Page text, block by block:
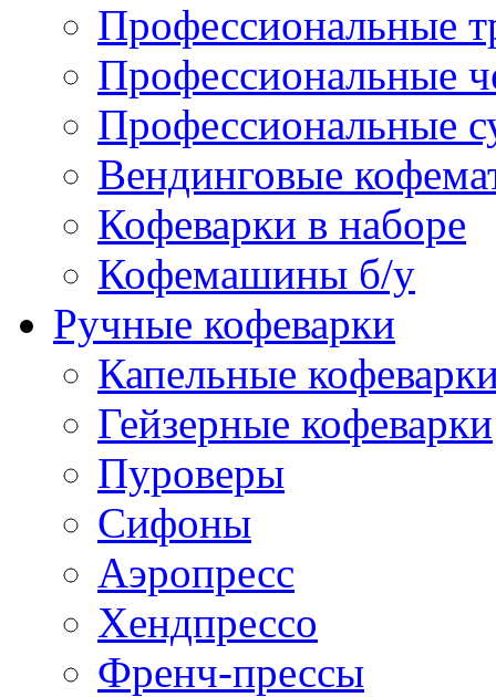
Профессиональные
Профессиональные
Профессиональные
Вендинговые
Кофеварки в наборе
Кофемашины б/у
Ручные кофеварки
Капельные
Гейзерные кофеварки
Пуроверы
Сифоны
Аэропресс
Хендпрессо
Френч-прессы